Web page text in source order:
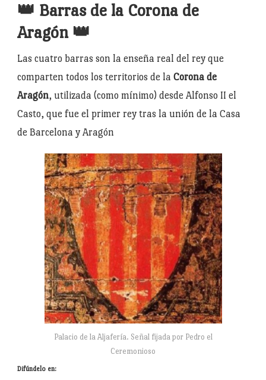
👑 Barras de la Corona de
Aragón 👑
Las cuatro barras son la enseña real del rey que
comparten todos los territorios de la Corona de
Aragón, utilizada (como mínimo) desde Alfonso II el
Casto, que fue el primer rey tras la unión de la Casa
de Barcelona y Aragón
Palacio de la Aljafería. Señal fijada por Pedro el
Ceremonioso
Difúndelo en: